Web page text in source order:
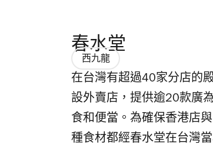
春水堂
西九龍
在台灣有超過40家分店的
設外賣店，提供逾20款廣
食和便當。為確保香港店
種食材都經春水堂在台灣